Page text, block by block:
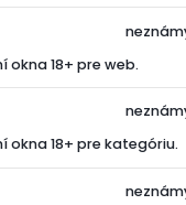
okna 18+ pre web.
okna 18+ pre kategóriu.